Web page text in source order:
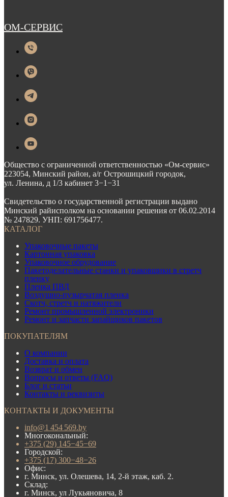
ОМ-СЕРВИС
Общество с ограниченной ответственностью «Ом-сервис»
223054, Минский район, а/г Острошицкий городок,
ул. Ленина, д 1/3 кабинет 3−1−31
Свидетельство о государственной регистрации выдано
Минский райисполком на основании решения от 06.02.2014
№ 247829. УНП: 691756477.
КАТАЛОГ
Упаковочные пакеты
Картонная упаковка
Упаковочное обрудование
Пакетоделательные станки и упаковщики в стретч
пленку
Пленка ПВД
Воздушно-пузырчатая пленка
Скотч, стретч и натяжители
Ремонт промышленной электроники
Ремонт и запчасти запайщиков пакетов
ПОКУПАТЕЛЯМ
О компании
Доставка и оплата
Возврат и обмен
Вопросы и ответы (FAQ)
Блог и статьи
Контакты и реквизиты
КОНТАКТЫ И ДОКУМЕНТЫ
info@1 454 569.by
Многокональный:
+375 (29) 145−45−69
Городской:
+375 (17) 300−48−26
Офис:
г. Минск, ул. Олешева, 14, 2-й этаж, каб. 2.
Склад:
г. Минск, ул Лукьяновича, 8